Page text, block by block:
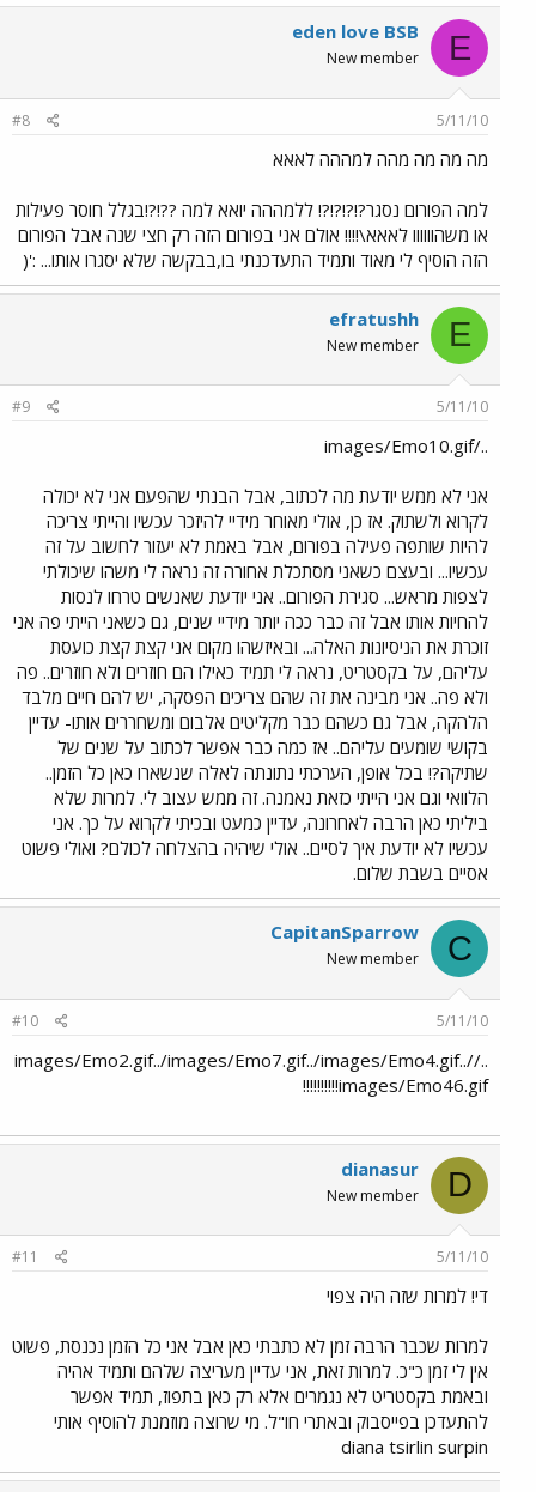
E
eden love BSB
New member
5/11/10
#8
מה מה מה מהה למההה לאאא
למה הפורום נסגר?!?!?!?! ללמההה יואא למה ??!?!בגלל חוסר פעילות
או משהוווווו לאאא\!!!! אולם אני בפורום הזה רק חצי שנה אבל הפורום
הזה הוסיף לי מאוד ותמיד התעדכנתי בו,בבקשה שלא יסגרו אותו... :'(
E
efratushh
New member
5/11/10
#9
../images/Emo10.gif
אני לא ממש יודעת מה לכתוב, אבל הבנתי שהפעם אני לא יכולה
לקרוא ולשתוק. אז כן, אולי מאוחר מידיי להיזכר עכשיו והייתי צריכה
להיות שותפה פעילה בפורום, אבל באמת לא יעזור לחשוב על זה
עכשיו... ובעצם כשאני מסתכלת אחורה זה נראה לי משהו שיכולתי
לצפות מראש... סגירת הפורום.. אני יודעת שאנשים טרחו לנסות
להחיות אותו אבל זה כבר ככה יותר מידיי שנים, גם כשאני הייתי פה אני
זוכרת את הניסיונות האלה... ובאיזשהו מקום אני קצת קצת כועסת
עליהם, על בקסטריט, נראה לי תמיד כאילו הם חוזרים ולא חוזרים.. פה
ולא פה.. אני מבינה את זה שהם צריכים הפסקה, יש להם חיים מלבד
הלהקה, אבל גם כשהם כבר מקליטים אלבום ומשחררים אותו- עדיין
בקושי שומעים עליהם.. אז כמה כבר אפשר לכתוב על שנים של
שתיקה?! בכל אופן, הערכתי נתונתה לאלה שנשארו כאן כל הזמן..
הלוואי וגם אני הייתי כזאת נאמנה. זה ממש עצוב לי. למרות שלא
ביליתי כאן הרבה לאחרונה, עדיין כמעט ובכיתי לקרוא על כך. אני
עכשיו לא יודעת איך לסיים.. אולי שיהיה בהצלחה לכולם? ואולי פשוט
אסיים בשבת שלום.
C
CapitanSparrow
New member
5/11/10
#10
../images/Emo2.gif../images/Emo7.gif../images/Emo4.gif../
images/Emo46.gif!!!!!!!!!!
D
dianasur
New member
5/11/10
#11
די! למרות שזה היה צפוי
למרות שכבר הרבה זמן לא כתבתי כאן אבל אני כל הזמן נכנסת, פשוט
אין לי זמן כ"כ. למרות זאת, אני עדיין מעריצה שלהם ותמיד אהיה
ובאמת בקסטריט לא נגמרים אלא רק כאן בתפוז, תמיד אפשר
להתעדכן בפייסבוק ובאתרי חו"ל. מי שרוצה מוזמנת להוסיף אותי
diana tsirlin surpin